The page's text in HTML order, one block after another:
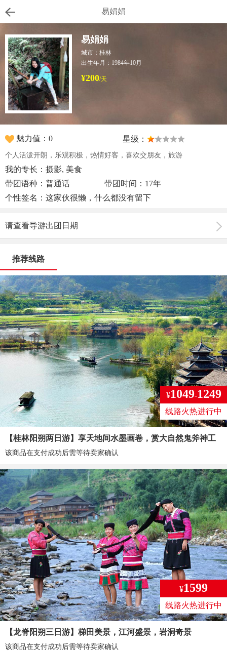
易娟娟
易娟娟
城市：桂林
出生年月：1984年10月
¥200/天
魅力值：0 星级：
个人活泼开朗，乐观积极，热情好客，喜欢交朋友，旅游
我的专长：摄影, 美食
带团语种：普通话
带团时间：17年
个性签名：这家伙很懒，什么都没有留下
请查看导游出团日期
推荐线路
¥1049-1249
线路火热进行中
【桂林阳朔两日游】享天地间水墨画卷，赏大自然鬼斧神工
该商品在支付成功后需等待卖家确认
¥1599
线路火热进行中
【龙脊阳朔三日游】梯田美景，江河盛景，岩洞奇景
该商品在支付成功后需等待卖家确认